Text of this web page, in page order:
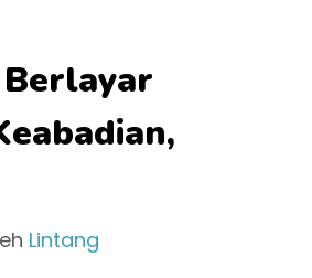
Lintang